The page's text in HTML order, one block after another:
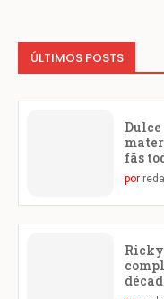
ÚLTIMOS POSTS
fãs
por